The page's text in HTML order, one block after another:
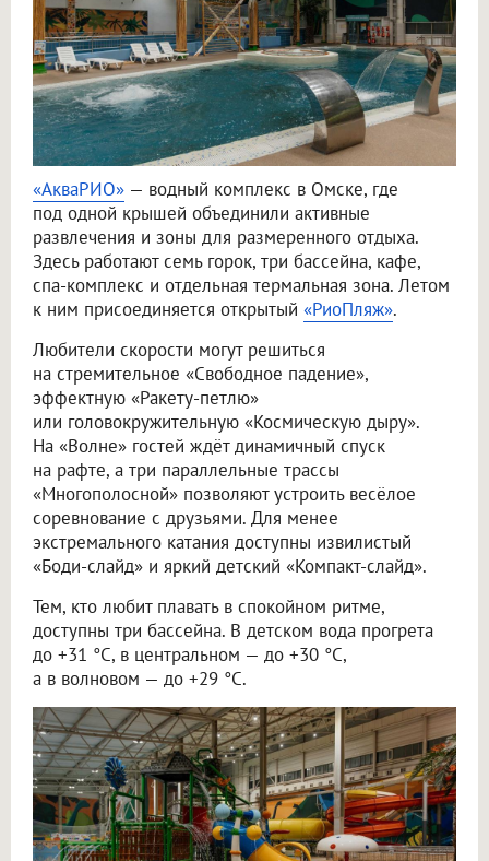
«АкваРИО» — водный комплекс в Омске, где
под одной крышей объединили активные
развлечения и зоны для размеренного отдыха.
Здесь работают семь горок, три бассейна, кафе,
спа-комплекс и отдельная термальная зона. Летом
к ним присоединяется открытый «РиоПляж».
Любители скорости могут решиться
на стремительное «Свободное падение»,
эффектную «Ракету-петлю»
или головокружительную «Космическую дыру».
На «Волне» гостей ждёт динамичный спуск
на рафте, а три параллельные трассы
«Многополосной» позволяют устроить весёлое
соревнование с друзьями. Для менее
экстремального катания доступны извилистый
«Боди-слайд» и яркий детский «Компакт-слайд».
Тем, кто любит плавать в спокойном ритме,
доступны три бассейна. В детском вода прогрета
до +31 °C, в центральном — до +30 °C,
а в волновом — до +29 °C.